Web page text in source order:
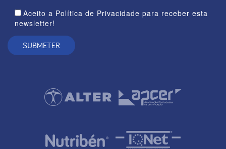
Aceito a Política de Privacidade para receber esta
newsletter!